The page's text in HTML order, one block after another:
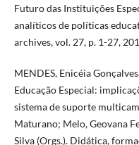
Futuro das Instituições
analíticos de políticas
archives, vol. 27, p. 1-27,
MENDES, Enicéia
Educação Especial:
sistema de suporte
Maturano; Melo, Geovana
Silva (Orgs.). Didática,